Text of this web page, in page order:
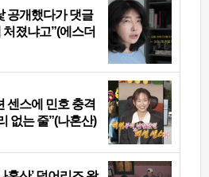
공개했다가 댓글
졌냐고”(에스더
센스에 민호 충격
없는 줄”(나혼산)